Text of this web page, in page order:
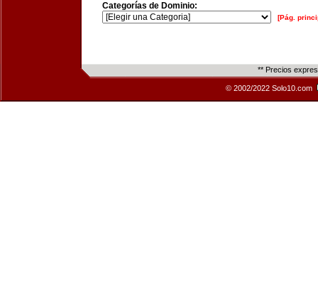
Categorías de Dominio:
[Pág.
** Precios
© 2002/2022 Solo10.com